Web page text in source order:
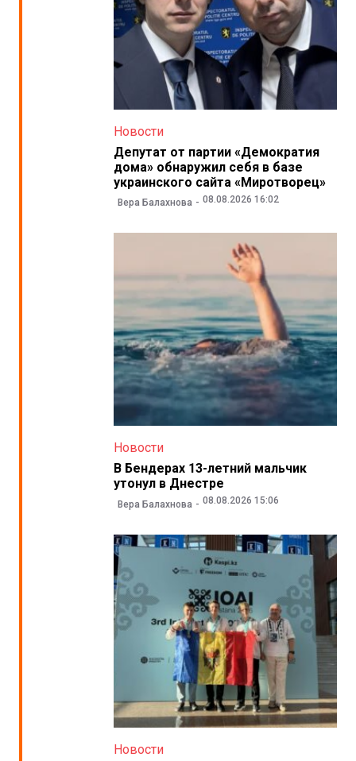
Новости
Депутат от партии «Демократия
дома» обнаружил себя в базе
украинского сайта «Миротворец»
Вера Балахнова 08.08.2026 16:02
Новости
В Бендерах 13-летний мальчик
утонул в Днестре
Вера Балахнова 08.08.2026 15:06
Новости